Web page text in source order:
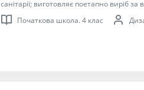
санітарії; виготовляє поетапно виріб
здійснює розмічання ліній на папері і
послідовності виготовлення виробу з
Початкова школа. 4 клас